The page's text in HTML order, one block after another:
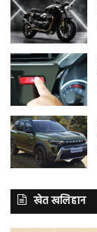
खेत खलिहान